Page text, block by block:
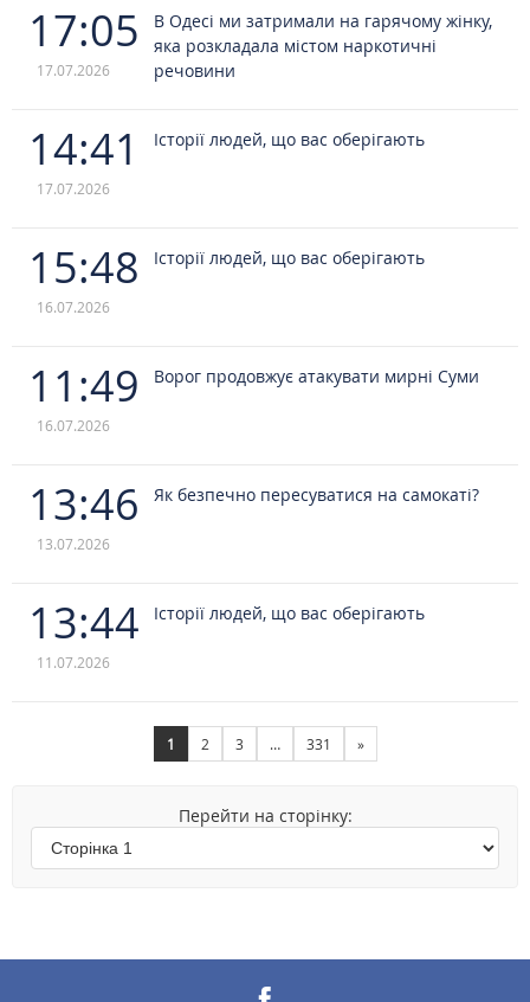
17:05
17.07.2026
В Одесі ми затримали на гарячому жінку,
яка розкладала містом наркотичні
речовини
14:41
17.07.2026
Історії людей, що вас оберігають
15:48
16.07.2026
Історії людей, що вас оберігають
11:49
16.07.2026
Ворог продовжує атакувати мирні Суми
13:46
13.07.2026
Як безпечно пересуватися на самокаті?
13:44
11.07.2026
Історії людей, що вас оберігають
1 2 3 … 331 »
Перейти на сторінку: